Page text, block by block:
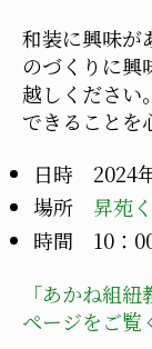
和装に興味が
のづくりに興
越しください
できることを
日時 2024
場所 昇苑
時間 10：00
「あかね組
ページをご覧